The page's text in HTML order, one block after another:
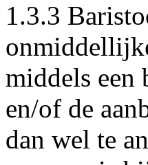
1.3.3
middels een
en/of de
dan wel te